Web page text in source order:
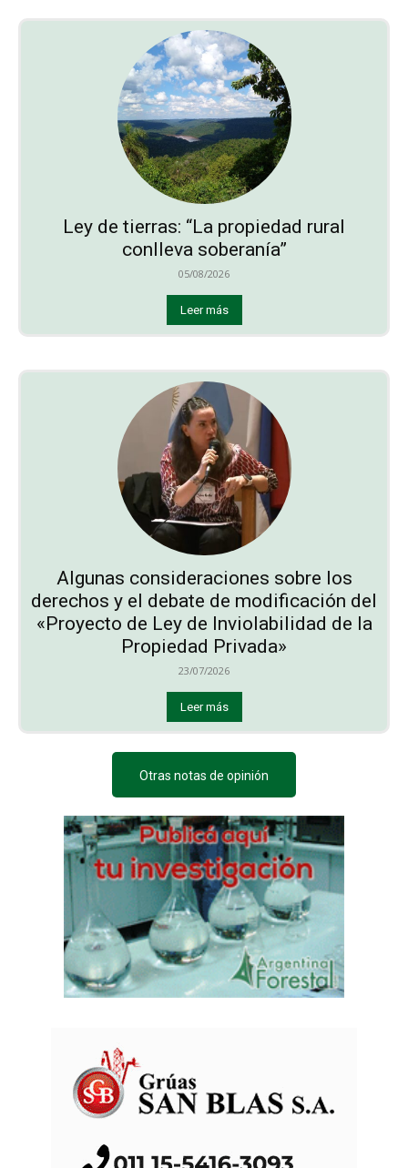
Ley de tierras: “La propiedad rural
conlleva soberanía”
05/08/2026
Leer más
Algunas consideraciones sobre los
derechos y el debate de modificación del
«Proyecto de Ley de Inviolabilidad de la
Propiedad Privada»
23/07/2026
Leer más
Otras notas de opinión